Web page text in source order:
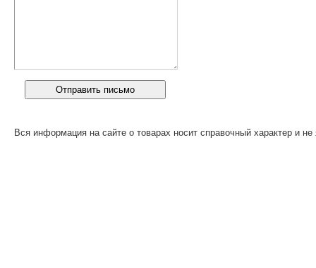
Вся информация на сайте о товарах носит справочный характер и